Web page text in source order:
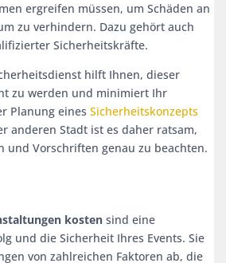
ergreifen müssen, um Schäden an
zu verhindern. Dazu gehört auch
Sicherheitskräfte.
hilft Ihnen, dieser
zu werden und minimiert Ihr
Planung einesSicherheitskonzepts
anderen Stadt ist es daher ratsam,
und Vorschriften genau zu beachten.
kosten sind eine
und die Sicherheit Ihres Events. Sie
von zahlreichen Faktoren ab, die